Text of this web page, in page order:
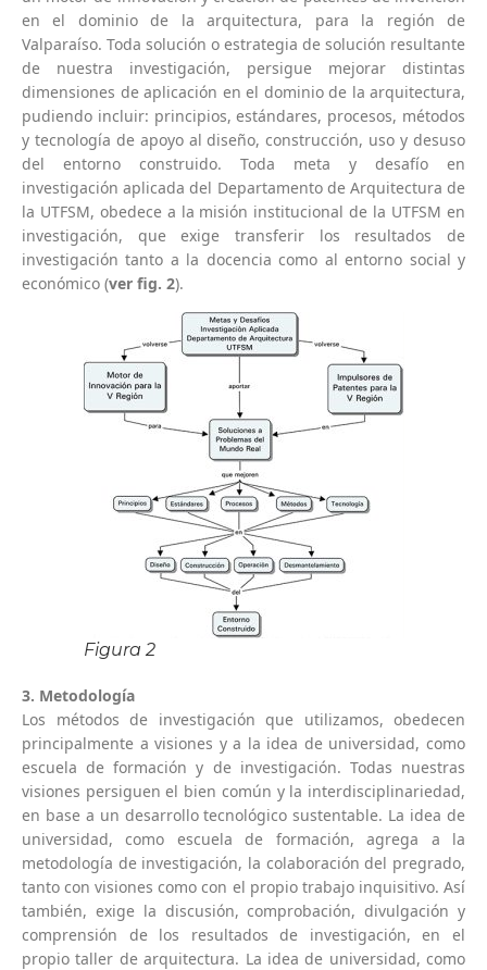
en el dominio de la arquitectura, para la región de
Valparaíso. Toda solución o estrategia de solución resultante
de nuestra investigación, persigue mejorar distintas
dimensiones de aplicación en el dominio de la arquitectura,
pudiendo incluir: principios, estándares, procesos, métodos
y tecnología de apoyo al diseño, construcción, uso y desuso
del entorno construido. Toda meta y desafío en
investigación aplicada del Departamento de Arquitectura de
la UTFSM, obedece a la misión institucional de la UTFSM en
investigación, que exige transferir los resultados de
investigación tanto a la docencia como al entorno social y
económico (ver fig. 2).
Figura 2
3. Metodología
Los métodos de investigación que utilizamos, obedecen
principalmente a visiones y a la idea de universidad, como
escuela de formación y de investigación. Todas nuestras
visiones persiguen el bien común y la interdisciplinariedad,
en base a un desarrollo tecnológico sustentable. La idea de
universidad, como escuela de formación, agrega a la
metodología de investigación, la colaboración del pregrado,
tanto con visiones como con el propio trabajo inquisitivo. Así
también, exige la discusión, comprobación, divulgación y
comprensión de los resultados de investigación, en el
propio taller de arquitectura. La idea de universidad, como